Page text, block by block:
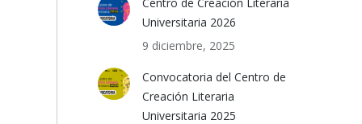
Universitaria 2026
9 diciembre, 2025
Convocatoria del Centro de
Creación Literaria
Universitaria 2025